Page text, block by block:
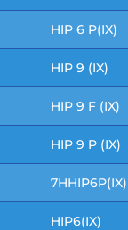
HIP 6 P(IX)
HIP 9 (IX)
HIP 9 F (IX)
HIP 9 P (IX)
HIP6(IX)